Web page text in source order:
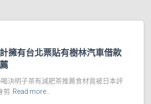
擁有台北票貼有樹林汽車借款
決明子茶有減肥茶推薦食材竟被日本評
剪 Read more…